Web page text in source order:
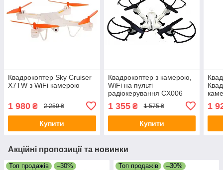
Квадрокоптер Sky Cruiser
X7TW з WiFi камерою
1 980 ₴ 2 250 ₴
Купити
Квадрокоптер з камерою,
WiFi на пульті
радіокерування CX006
1 355₴ 1 575 ₴
Купити
1
Акційні пропозиції та новинки
Топ продажів –30% Топ продажів –30%